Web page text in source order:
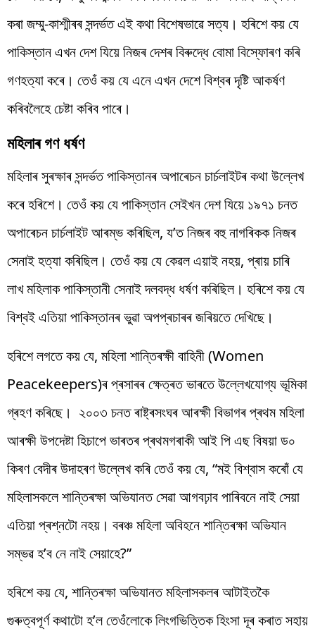
কৰা জম্মু-কাশ্মীৰৰ সন্দৰ্ভত এই কথা বিশেষভাৱে সত্য। হৰিশে কয় যে
পাকিস্তান এখন দেশ যিয়ে নিজৰ দেশৰ বিৰুদ্ধে বোমা বিস্ফোৰণ কৰি
গণহত্যা কৰে। তেওঁ কয় যে এনে এখন দেশে বিশ্বৰ দৃষ্টি আকৰ্ষণ
কৰিবলৈহে চেষ্টা কৰিব পাৰে।
মহিলাৰ গণ ধৰ্ষণ
মহিলাৰ সুৰক্ষাৰ সন্দৰ্ভত পাকিস্তানৰ অপাৰেচন চাৰ্চলাইটৰ কথা উল্লেখ
কৰে হৰিশে। তেওঁ কয় যে পাকিস্তান সেইখন দেশ যিয়ে ১৯৭১ চনত
অপাৰেচন চাৰ্চলাইট আৰম্ভ কৰিছিল, য’ত নিজৰ বহু নাগৰিকক নিজৰ
সেনাই হত্যা কৰিছিল। তেওঁ কয় যে কেৱল এয়াই নহয়, প্ৰায় চাৰি
লাখ মহিলাক পাকিস্তানী সেনাই দলবদ্ধ ধৰ্ষণ কৰিছিল। হৰিশে কয় যে
বিশ্বই এতিয়া পাকিস্তানৰ ভুৱা অপপ্ৰচাৰৰ জৰিয়তে দেখিছে।
হৰিশে লগতে কয় যে, মহিলা শান্তিৰক্ষী বাহিনী (Women
Peacekeepers)ৰ প্ৰসাৰৰ ক্ষেত্ৰত ভাৰতে উল্লেখযোগ্য ভূমিকা
গ্ৰহণ কৰিছে। ২০০৩ চনত ৰাষ্ট্ৰসংঘৰ আৰক্ষী বিভাগৰ প্ৰথম মহিলা
আৰক্ষী উপদেষ্টা হিচাপে ভাৰতৰ প্ৰথমগৰাকী আই পি এছ বিষয়া ড০
কিৰণ বেদীৰ উদাহৰণ উল্লেখ কৰি তেওঁ কয় যে, “মই বিশ্বাস কৰোঁ যে
মহিলাসকলে শান্তিৰক্ষা অভিযানত সেৱা আগবঢ়াব পাৰিবনে নাই সেয়া
এতিয়া প্ৰশ্নটো নহয়। বৰঞ্চ মহিলা অবিহনে শান্তিৰক্ষা অভিযান
সম্ভৱ হ’ব নে নাই সেয়াহে?”
হৰিশে কয় যে, শান্তিৰক্ষা অভিযানত মহিলাসকলৰ আটাইতকৈ
গুৰুত্বপূৰ্ণ কথাটো হ’ল তেওঁলোকে লিংগভিত্তিক হিংসা দূৰ কৰাত সহায়